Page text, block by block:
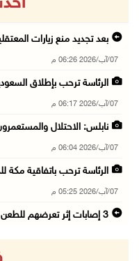
بعد تجديد منع زيارات
07/آب/2026 06:26 م
الرئاسة ترحب بإطلاق
07/آب/2026 06:17 م
نابلس: الاحتلال
07/آب/2026 06:04 م
الرئاسة ترحب باتفاقية مكة
07/آب/2026 05:25 م
3 إصابات إثر تعرضهم للطعن في الطيبة داخل أراض ...